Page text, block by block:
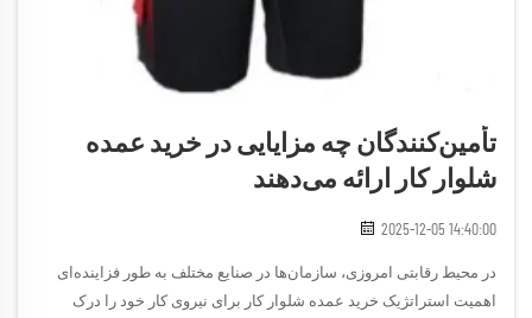
تأمین‌کنندگان چه مزایایی در خرید عمده
شلوار کار ارائه می‌دهند
2025-12-05 14:40:00
در محیط رقابتی امروزی، سازمان‌ها در صنایع مختلف به طور فزاینده‌ای
اهمیت استراتژیک خرید عمده شلوار کار برای نیروی کار خود را درک